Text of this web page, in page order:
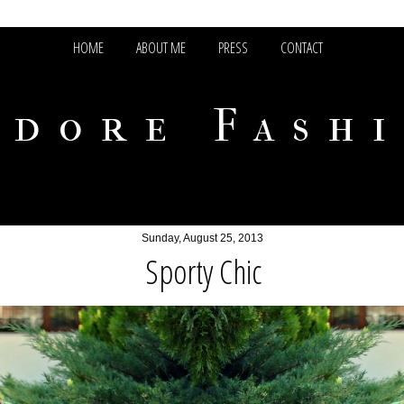
HOME ABOUT ME PRESS CONTACT
Sunday, August 25, 2013
Sporty Chic